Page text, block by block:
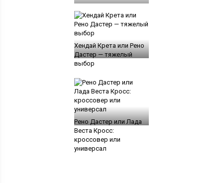
Хендай Крета или Рено
Дастер — тяжелый
выбор
Рено Дастер или Лада
Веста Кросс:
кроссовер или
универсал